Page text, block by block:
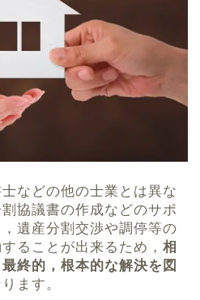
などの他の士業とは異な
協議書の作成などのサポ
遺産分割交渉や調停等の
ることが出来るため， 相
終的，根本的な解決を図
ます。